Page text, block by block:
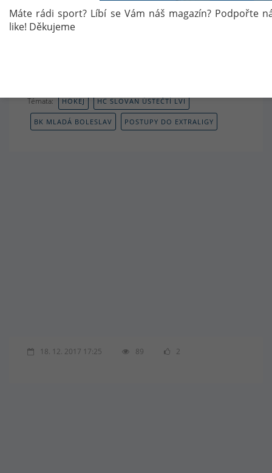
Témata: HOKEJ HC SLOVAN ÚSTEČTÍ LVI
BK MLADÁ BOLESLAV POSTUPY DO EXTRALIGY
18. 12. 2017 17:25 89 2
Máte rádi sport? Líbí se Vám náš magazín? Podpořte
like! Děkujeme